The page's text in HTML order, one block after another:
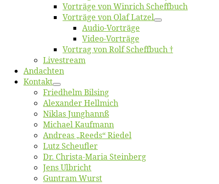
Vor­trä­ge von Win­rich Scheffbuch
Vor­trä­ge von Olaf Latzel
Au­dio-Vor­trä­ge
Vi­deo-Vor­trä­ge
Vor­trag von Rolf Scheffbuch †
Live­stream
An­dach­ten
Kon­takt
Fried­helm Bilsing
Alex­an­der Hellmich
Ni­klas Junghannß
Mi­cha­el Kaufmann
An­dre­as „Reeds“ Riedel
Lutz Scheuf­ler
Dr. Chris­­ta-Ma­ria Steinberg
Jens Ulb­richt
Gun­tram Wurst